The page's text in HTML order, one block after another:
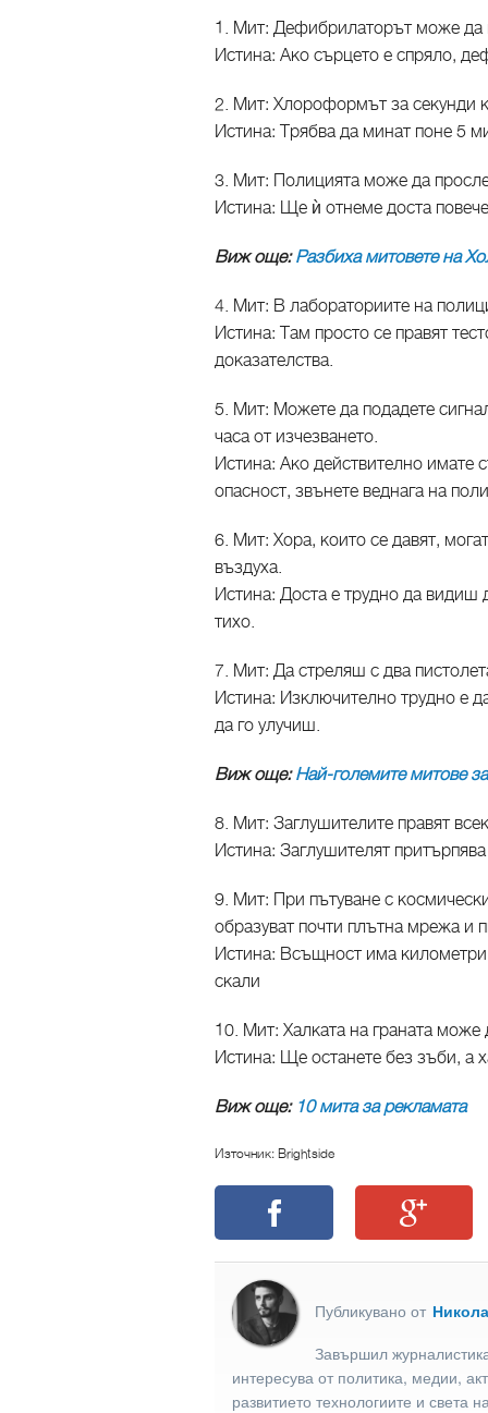
1. Мит: Дефибрилаторът може да
Истина: Ако сърцето е спряло,
2. Мит: Хлороформът за секунди
Истина: Трябва да минат поне 5
3. Мит: Полицията може да
Истина: Ще ѝ отнеме доста
Виж още:Разбиха митовете на
4. Мит: В лабораториите на
Истина: Там просто се правят
доказателства.
5. Мит: Можете да подадете
часа от изчезването.
Истина: Ако действително имате
опасност, звънете веднага на
6. Мит: Хора, които се давят,
въздуха.
Истина: Доста е трудно да видиш
тихо.
7. Мит: Да стреляш с два
Истина: Изключително трудно е
да го улучиш.
Виж още:Най-големите митове
8. Мит: Заглушителите правят
Истина: Заглушителят
9. Мит: При пътуване с
образуват почти плътна мрежа и
Истина: Всъщност има
скали
10. Мит: Халката на граната
Истина: Ще останете без зъби, а
Виж още: 10 мита за рекламата
Източник: Brightside
Публикувано от
Завършил
интересува от политика, медии,
развитието технологиите и света